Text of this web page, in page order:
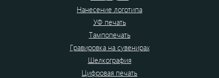
Нанесение логотипа
УФ печать
Тампопечать
Гравировка на сувенирах
Шелкография
Цифровая печать